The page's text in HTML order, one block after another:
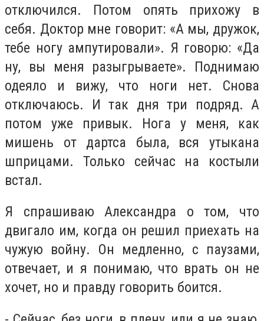
отключился. Потом опять прихожу в
себя. Доктор мне говорит: «А мы, дружок,
тебе ногу ампутировали». Я говорю: «Да
ну, вы меня разыгрываете». Поднимаю
одеяло и вижу, что ноги нет. Снова
отключаюсь. И так дня три подряд. А
потом уже привык. Нога у меня, как
мишень от дартса была, вся утыкана
шприцами. Только сейчас на костыли
встал.
Я спрашиваю Александра о том, что
двигало им, когда он решил приехать на
чужую войну. Он медленно, с паузами,
отвечает, и я понимаю, что врать он не
хочет, но и правду говорить боится.